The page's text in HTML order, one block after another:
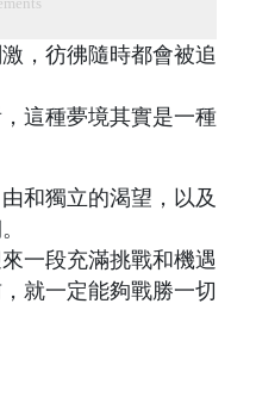
，彷彿隨時都會被追
這種夢境其實是一種
和獨立的渴望，以及
一段充滿挑戰和機遇
就一定能夠戰勝一切